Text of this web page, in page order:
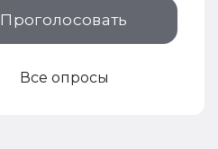
Проголосовать
Все опросы